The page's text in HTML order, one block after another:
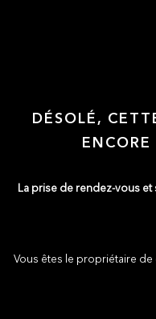
DÉSOLÉ,
La prise de rendez-vous
Vous êtes le propriétaire de